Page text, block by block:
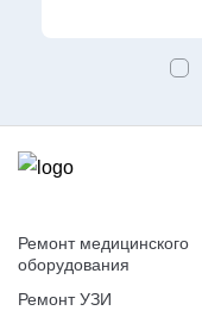
Ремонт медицинского
оборудования
Ремонт УЗИ